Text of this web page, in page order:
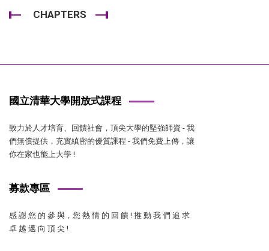
CHAPTERS
國立清華大學開放式課程
致力於人才培育、回饋社會，頂尖大學的堅強師資 - 我
們無償提供，充實縝密的優質課程 - 我們免費上傳，讓
你在家也能上大學 !
募款專區
感 謝 您 的 參 與，您 熱 情 的 回 饋 ! 推 動 我 們 追 求
卓 越 邁 向 頂 尖 !